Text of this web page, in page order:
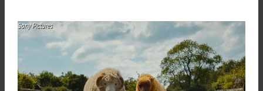
Sony Pictures